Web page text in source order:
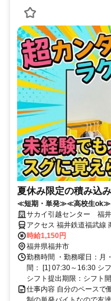
夏休み限定の積み込
≪短期・単発≫≪高校生
サカイ引越センター 福
アクセス 福井鉄道福武線
赤十字前徒歩約7分、福井
道福武線商工会議所前駅
時給1,150円
福井県福井市
勤務時間 ・勤務曜日：月
間： [1] 07:30～16:30 シ
シフト提出期限：シフト
仕事内容 自分のペースで